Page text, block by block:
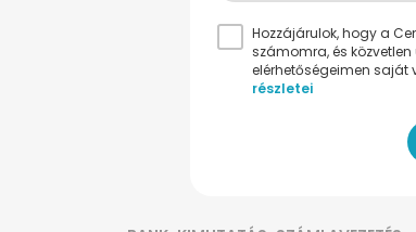
Hozzájárulok, hogy a
számomra, és
elérhetőségeimen saját
részletei